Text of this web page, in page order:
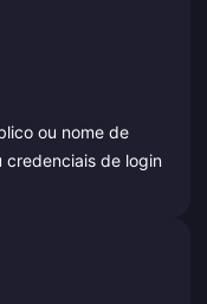
ou nome de
credenciais de login